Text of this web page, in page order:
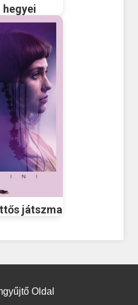
hegyei
játszma
Oldal